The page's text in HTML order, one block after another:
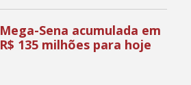
Mega-Sena acumulada em
R$ 135 milhões para hoje